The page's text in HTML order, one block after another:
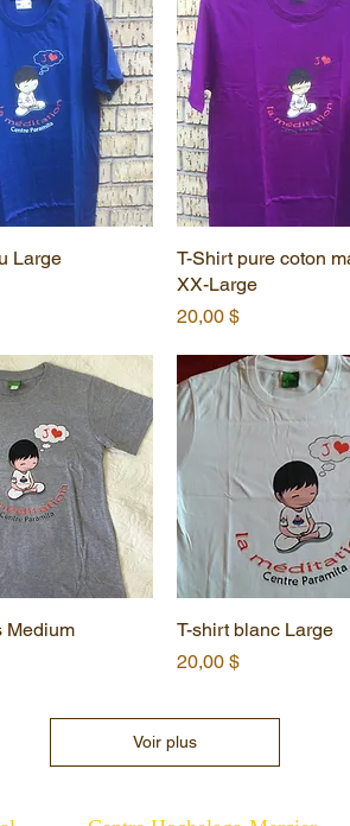
rapide
Large
Aperçu rapide
T-Shirt pure coton
XX-Large
Prix
20,00 $
rapide
Medium
Aperçu rapide
T-shirt blanc Large
Prix
20,00 $
Voir plus